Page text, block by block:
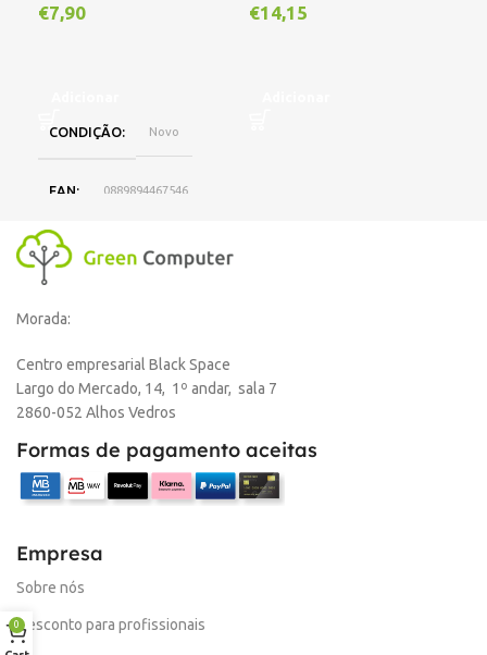
€7,90
CONDIÇÃO Novo
EAN 0889894467546
DISPONIBILIDADE
,
MARCA HP
€14,15
Morada:
Centro empresarial Black Space
Largo do Mercado, 14, 1º andar, sala 7
2860-052 Alhos Vedros
Formas de pagamento aceitas
Empresa
Sobre nós
Desconto para profissionais
0